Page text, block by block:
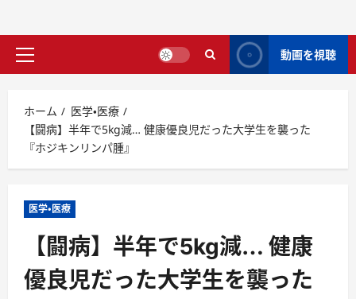
動画を視聴
ホーム
医学・医療
【闘病】半年で5kg減… 健康優良児だった大学生を襲った
『ホジキンリンパ腫』
医学・医療
【闘病】半年で5kg減… 健康
優良児だった大学生を襲った